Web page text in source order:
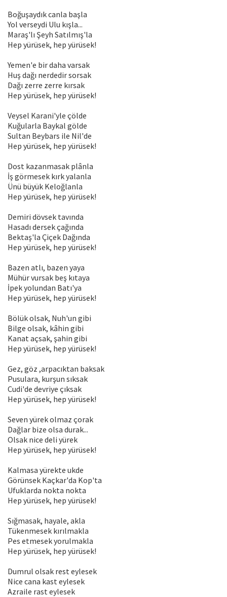
Boğuşaydık canla başla
Yol verseydi Ulu kışla...
Maraş'lı Şeyh Satılmış'la
Hep yürüsek, hep yürüsek!
Yemen'e bir daha varsak
Huş dağı nerdedir sorsak
Dağı zerre zerre kırsak
Hep yürüsek, hep yürüsek!
Veysel Karani'yle çölde
Kuğularla Baykal gölde
Sultan Beybars ile Nil'de
Hep yürüsek, hep yürüsek!
Dost kazanmasak plânla
İş görmesek kırk yalanla
Ünü büyük Keloğlanla
Hep yürüsek, hep yürüsek!
Demiri dövsek tavında
Hasadı dersek çağında
Bektaş'la Çiçek Dağında
Hep yürüsek, hep yürüsek!
Bazen atlı, bazen yaya
Mühür vursak beş kıtaya
İpek yolundan Batı'ya
Hep yürüsek, hep yürüsek!
Bölük olsak, Nuh'un gibi
Bilge olsak, kâhin gibi
Kanat açsak, şahin gibi
Hep yürüsek, hep yürüsek!
Gez, göz ,arpacıktan baksak
Pusulara, kurşun sıksak
Cudi'de devriye çıksak
Hep yürüsek, hep yürüsek!
Seven yürek olmaz çorak
Dağlar bize olsa durak...
Olsak nice deli yürek
Hep yürüsek, hep yürüsek!
Kalmasa yürekte ukde
Görünsek Kaçkar'da Kop'ta
Ufuklarda nokta nokta
Hep yürüsek, hep yürüsek!
Sığmasak, hayale, akla
Tükenmesek kırılmakla
Pes etmesek yorulmakla
Hep yürüsek, hep yürüsek!
Dumrul olsak rest eylesek
Nice cana kast eylesek
Azraile rast eylesek